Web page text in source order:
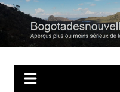
Aller
contenu
Regards personnels sur la vie